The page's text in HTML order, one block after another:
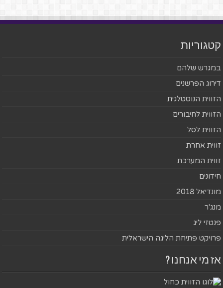
קטגוריות
במגרש שלהם
דירוג הפרשנים
הזווית הנוסטלגית
הזווית לחיבורים
הזווית לסל
זווית אחרת
זווית המערכת
חידונים
מונדיאל 2018
מנג'ר
פנטזי ליג
פרויקט פתיחת הליגה הישראלית
אז מי אנחנו ?